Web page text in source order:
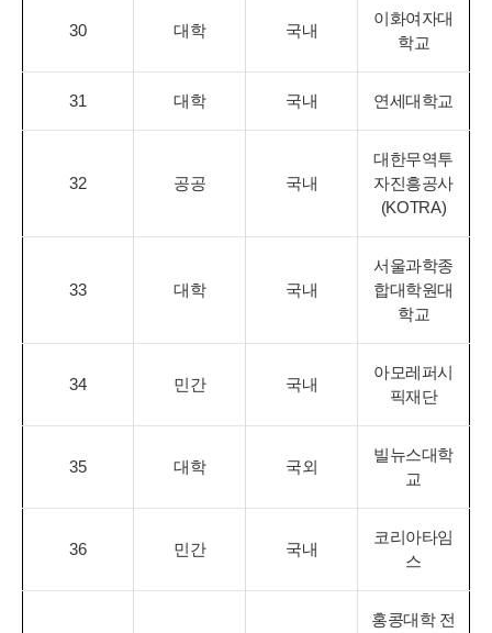
30 대학 국내
이화여자대
학교
31 대학 국내 연세대학교
32 공공 국내
대한무역투
자진흥공사
(KOTRA)
33 대학 국내
서울과학종
합대학원대
학교
34 민간 국내
아모레퍼시
픽재단
35 대학 국외
빌뉴스대학
교
36 민간 국내
코리아타임
스
홍콩대학 전